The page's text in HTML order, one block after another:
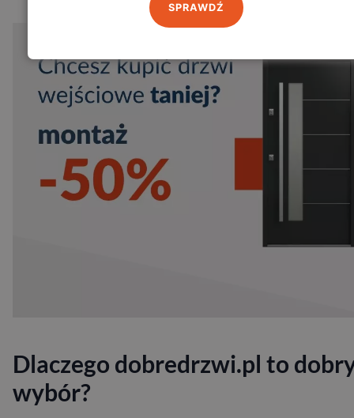
Dlaczego dobredrzwi.pl to
wybór?
SPRAWDŹ